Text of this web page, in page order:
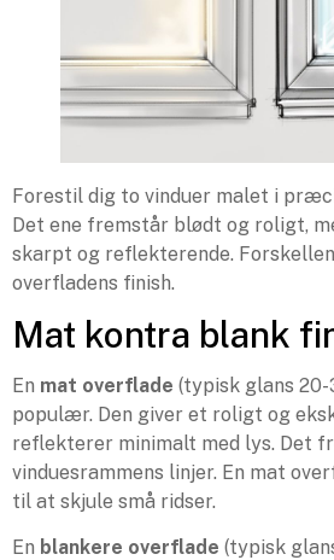
Forestil dig to vinduer malet i
Det ene fremstår blødt og roligt,
skarpt og reflekterende.
overfladens finish.
Mat kontra blank
En mat overflade (typisk glans
populær. Den giver et roligt og
reflekterer minimalt med lys. Det
vinduesrammens linjer. En mat
til at skjule små ridser.
En blankere overflade (typisk